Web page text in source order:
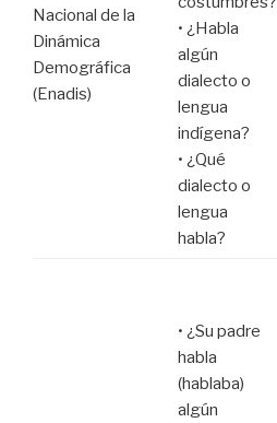
Nacional de la
Dinámica
Demográfica
(Enadis)
• ¿Habla
algún
dialecto o
lengua
indígena?
• ¿Qué
dialecto o
lengua
habla?
• ¿Su padre
habla
(hablaba)
algún